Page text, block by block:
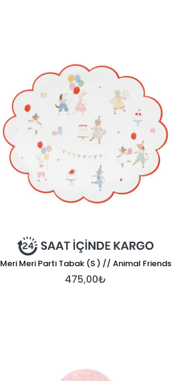
Meri Meri Parti Tabak (S ) // Animal Friends
475,00₺